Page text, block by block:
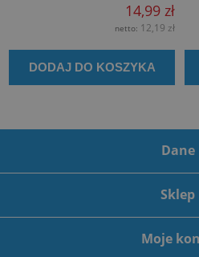
14,99 zł
netto: 12,19 zł
DODAJ DO KOSZYKA
Dane
Sklep
Moje